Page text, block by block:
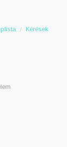
Kérések